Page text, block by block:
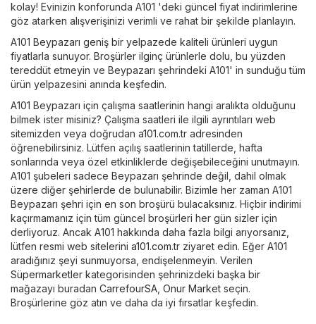
kolay! Evinizin konforunda A101 'deki güncel fiyat indirimlerine
göz atarken alışverişinizi verimli ve rahat bir şekilde planlayın.
A101 Beypazarı geniş bir yelpazede kaliteli ürünleri uygun
fiyatlarla sunuyor. Broşürler ilginç ürünlerle dolu, bu yüzden
tereddüt etmeyin ve Beypazarı şehrindeki A101' in sunduğu tüm
ürün yelpazesini anında keşfedin.
A101 Beypazarı için çalışma saatlerinin hangi aralıkta olduğunu
bilmek ister misiniz? Çalışma saatleri ile ilgili ayrıntıları web
sitemizden veya doğrudan a101.com.tr adresinden
öğrenebilirsiniz. Lütfen açılış saatlerinin tatillerde, hafta
sonlarında veya özel etkinliklerde değişebileceğini unutmayın.
A101 şubeleri sadece Beypazarı şehrinde değil, dahil olmak
üzere diğer şehirlerde de bulunabilir. Bizimle her zaman A101
Beypazarı şehri için en son broşürü bulacaksınız. Hiçbir indirimi
kaçırmamanız için tüm güncel broşürleri her gün sizler için
derliyoruz. Ancak A101 hakkında daha fazla bilgi arıyorsanız,
lütfen resmi web sitelerini a101.com.tr ziyaret edin. Eğer A101
aradığınız şeyi sunmuyorsa, endişelenmeyin. Verilen
Süpermarketler kategorisinden şehrinizdeki başka bir
mağazayı buradan CarrefourSA Onur Market seçin.
Broşürlerine göz atın ve daha da iyi fırsatlar keşfedin.